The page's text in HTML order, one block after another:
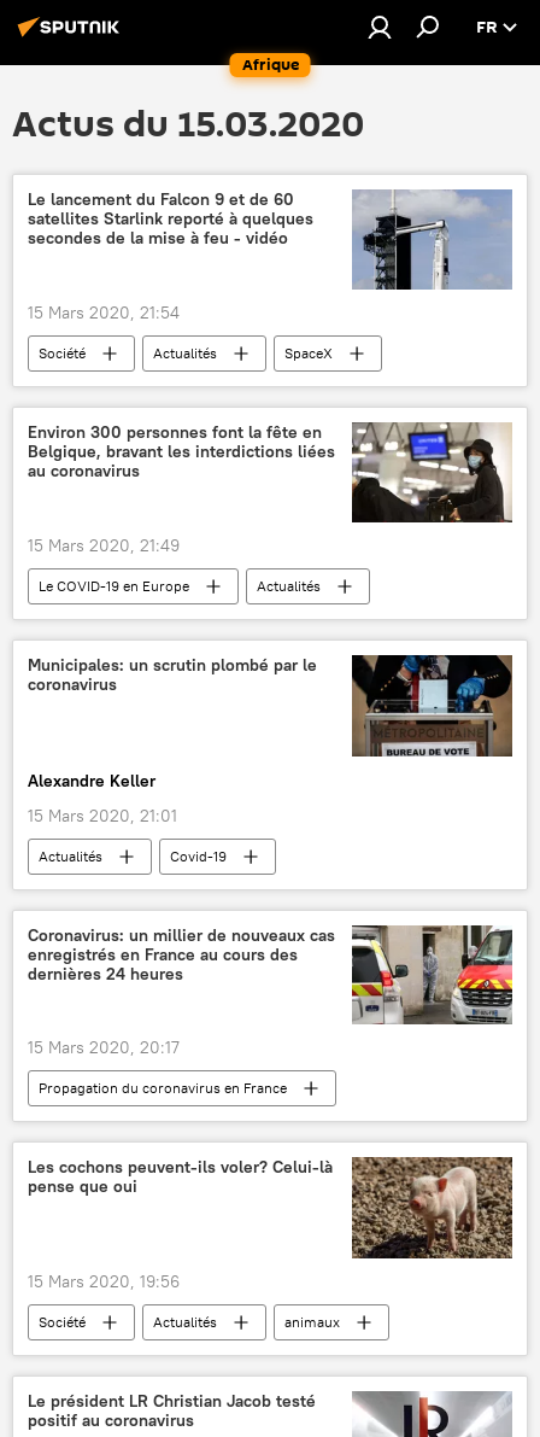
Afrique
FR
Actus du 15.03.2020
Le lancement du Falcon 9 et de 60
satellites Starlink reporté à quelques
secondes de la mise à feu - vidéo
15 Mars 2020, 21:54
Société Actualités
SpaceX
Falcon 9
Starlink (constellation de satellites)
cap Canaveral
lancement
Sciences et tech
Environ 300 personnes font la fête en
Belgique, bravant les interdictions liées
au coronavirus
15 Mars 2020, 21:49
Le COVID-19 en Europe
Actualités
International
Société
Covid-19
coronavirus SARS-CoV-2
Belgique
fête
Municipales: un scrutin plombé par le
coronavirus
Alexandre Keller
15 Mars 2020, 21:01
Actualités
Covid-19
élections municipales
épidémie
Coronavirus: un millier de nouveaux cas
enregistrés en France au cours des
dernières 24 heures
15 Mars 2020, 20:17
Propagation du coronavirus en France
Actualités
Société
Covid-19
coronavirus SARS-CoV-2
France
Les cochons peuvent-ils voler? Celui-là
pense que oui
15 Mars 2020, 19:56
Société Actualités
animaux
cochon
insolite
Le président LR Christian Jacob testé
positif au coronavirus